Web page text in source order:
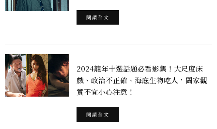
閱讀全文
2024龍年十選話題必看影集！大尺度床
戲、政治不正確、海底生物吃人，闔家觀
賞不宜小心注意！
閱讀全文